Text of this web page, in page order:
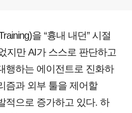
을 “흉내 내던” 시절
지만 AI가 스스로 판단하고
행하는 에이전트로 진화하
즘과 외부 툴을 제어할
적으로 증가하고 있다. 하